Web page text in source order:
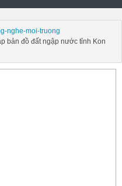
nghe-moi-truong
bản đồ đất ngập nước tỉnh Kon